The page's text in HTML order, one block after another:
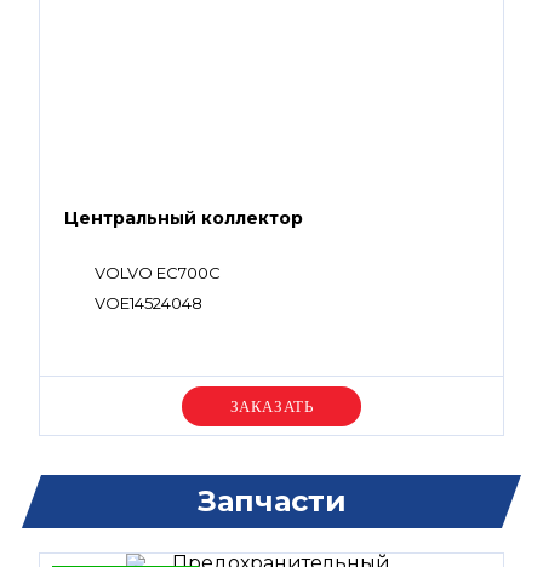
Центральный коллектор
VOLVO EC700C
VOE14524048
Уточняйте цену
Запчасти